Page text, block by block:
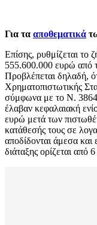
Για τα αποθεματικά
Επίσης, ρυθμίζεται το
555.600.000 ευρώ από
Προβλέπεται δηλαδή,
Χρηματοπιστωτικής
σύμφωνα με το Ν.
έλαβαν κεφαλαιακή
ευρώ μετά των
κατάθεσής τους σε
αποδίδονται άμεσα
διάταξης ορίζεται από